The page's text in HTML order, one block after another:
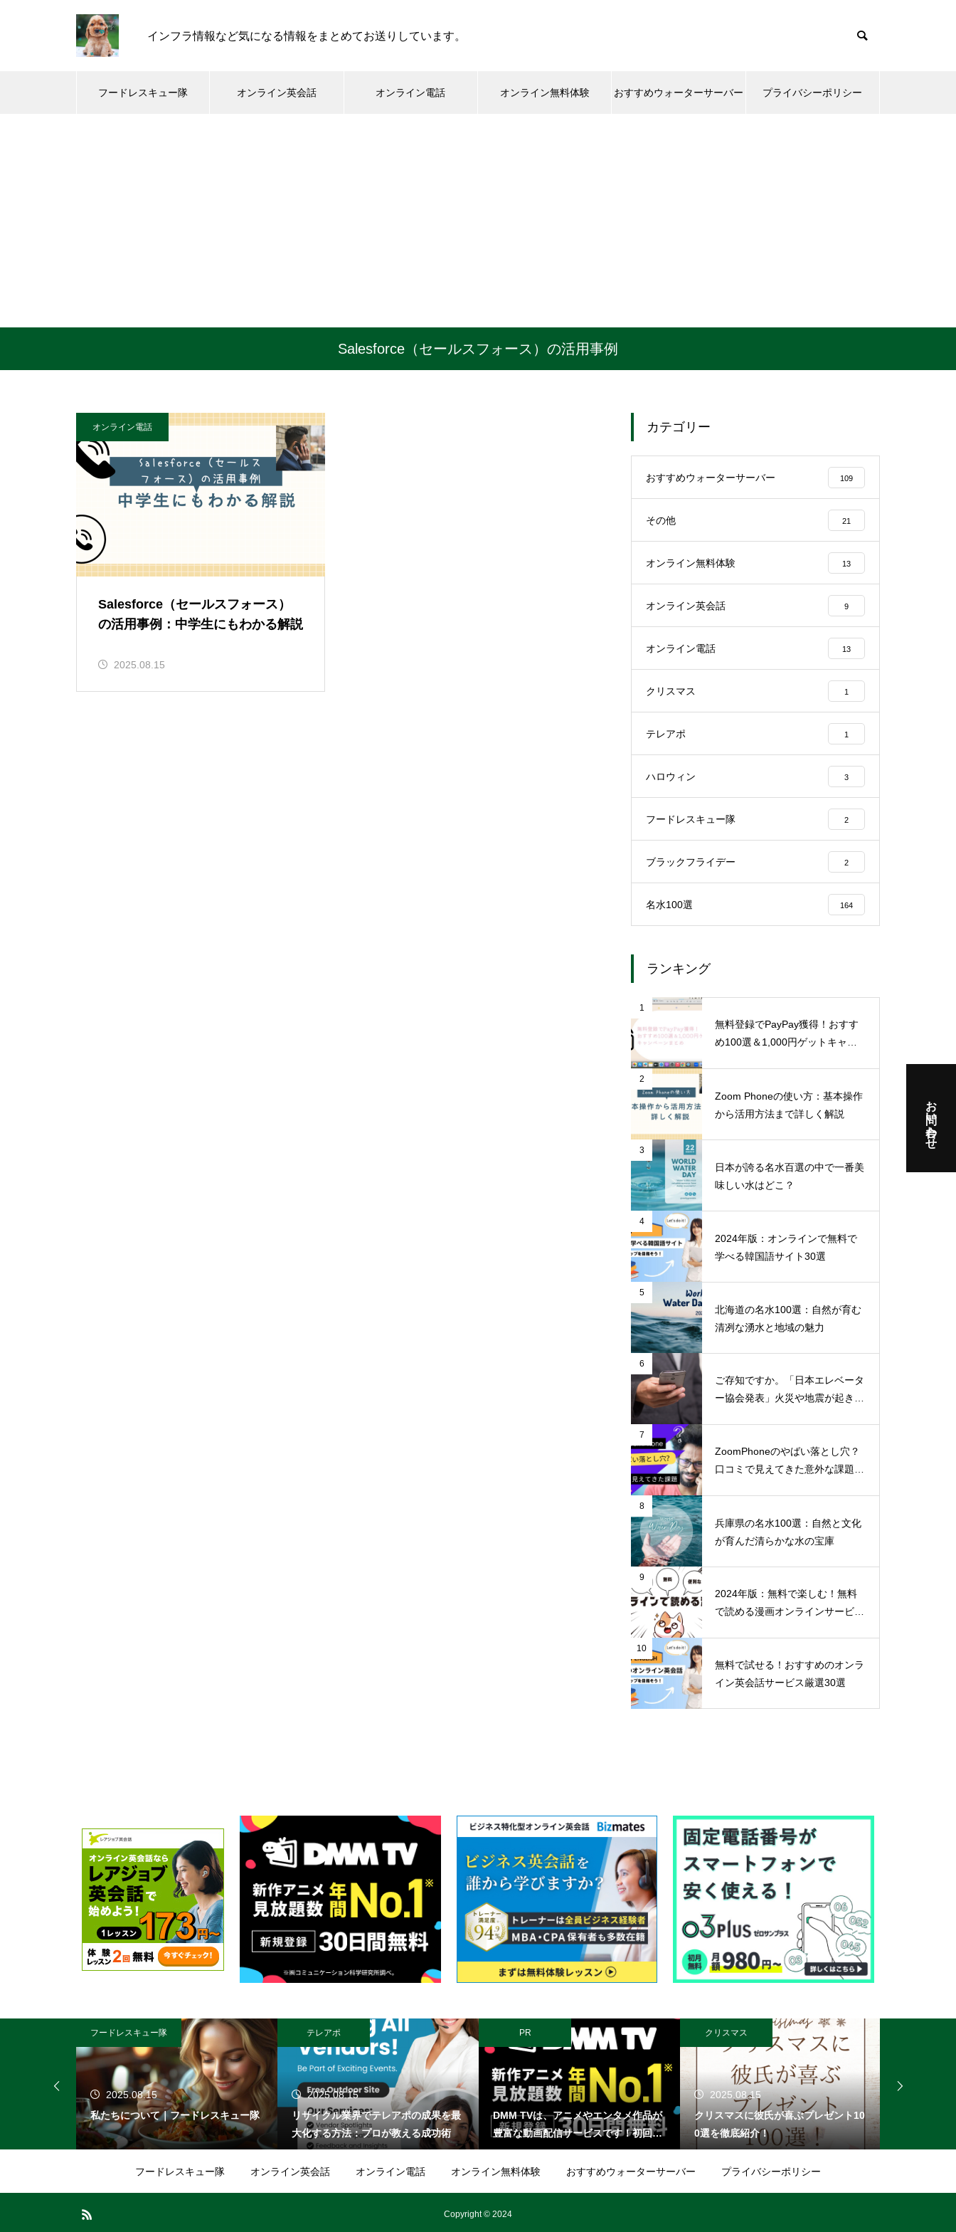
インフラ情報など気になる情報をまとめてお送りしています。
フードレスキュー隊 オンライン英会話 オンライン電話 オンライン無料体験 おすすめウォーターサーバー プライバシーポリシー
Salesforce（セールスフォース）の活用事例
オンライン電話
Salesforce（セールスフォース）
の活用事例：中学生にもわかる解説
2025.08.15
カテゴリー
おすすめウォーターサーバー 109
その他 21
オンライン無料体験 13
オンライン英会話 9
オンライン電話 13
クリスマス 1
テレアポ 1
ハロウィン 3
フードレスキュー隊 2
ブラックフライデー 2
名水100選 164
ランキング
1
無料登録でPayPay獲得！おすす
め100選＆1,000円ゲットキャン
2
Zoom Phoneの使い方：基本操作
から活用方法まで詳しく解説
3
日本が誇る名水百選の中で一番美
味しい水はどこ？
4
2024年版：オンラインで無料で
学べる韓国語サイト30選
5
北海道の名水100選：自然が育む
清冽な湧水と地域の魅力
6
ご存知ですか。「日本エレベータ
ー協会発表」火災や地震が起きた
7
ZoomPhoneのやばい落とし穴？
口コミで見えてきた意外な課題と
8
兵庫県の名水100選：自然と文化
が育んだ清らかな水の宝庫
9
2024年版：無料で楽しむ！無料
で読める漫画オンラインサービス
10
無料で試せる！おすすめのオンラ
イン英会話サービス厳選30選
フードレスキュー隊
2025.08.15
私たちについて｜フードレスキュー隊
テレアポ
2025.08.15
リサイクル業界でテレアポの成果を最
大化する方法：プロが教える成功術
PR
DMM TVは、アニメやエンタメ作品が
豊富な動画配信サービスです！初回登
録なら30日間無料でお試し可能。月額
550円の「DMMプレミアム」に登録す
クリスマス
2025.08.15
クリスマスに彼氏が喜ぶプレゼント10
0選を徹底紹介！
め
フードレスキュー隊
オンライン英会話 オンライン電話 オンライン無料体験 おすすめウォーターサーバー プライバシーポリシー
Copyright © 2024
お問い合わせ